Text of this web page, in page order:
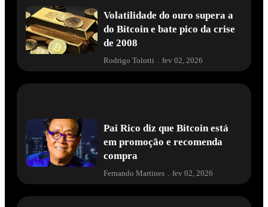
Volatilidade do ouro supera a
do Bitcoin e bate pico da crise
de 2008
Rodrigo Tolotti . fev 02, 2026
Pai Rico diz que Bitcoin está
em promoção e recomenda
compra
Fernando Martines fev 02, 2026